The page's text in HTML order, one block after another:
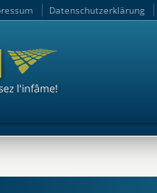
Datenschutzerklärung
Datenschutzerklärung